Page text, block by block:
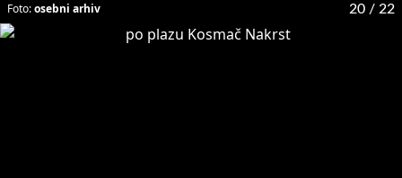
20 / 22
Foto:osebni arhiv